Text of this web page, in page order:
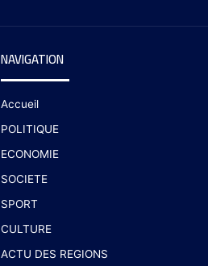
NAVIGATION
Accueil
POLITIQUE
ECONOMIE
SOCIETE
SPORT
CULTURE
ACTU DES REGIONS